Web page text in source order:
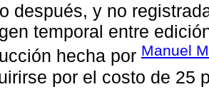
después, y no
temporal entre
hecha por Manuel
por el costo de 25